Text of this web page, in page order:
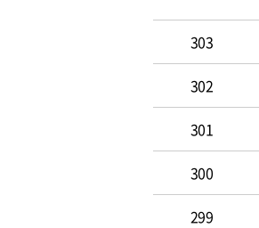
303
302
301
300
299